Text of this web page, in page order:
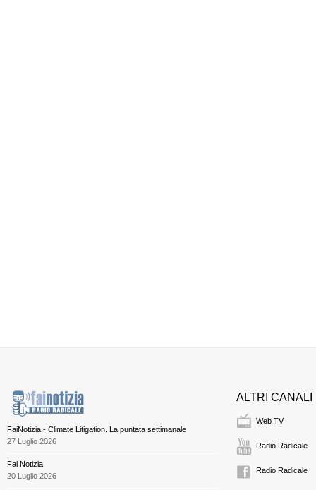
FaiNotizia - Climate Litigation. La puntata settimanale
27 Luglio 2026
Fai Notizia
20 Luglio 2026
ALTRI CANALI
Web TV
Radio Radicale
Radio Radicale